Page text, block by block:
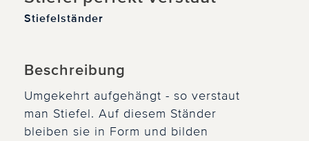
Stiefelständer
Beschreibung
Umgekehrt aufgehängt - so verstaut
man Stiefel. Auf diesem Ständer
bleiben sie in Form und bilden